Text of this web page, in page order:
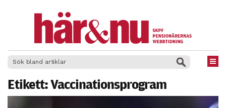
Etikett:Vaccinationsprogram